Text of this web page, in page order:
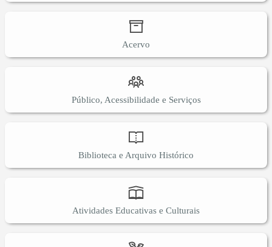
Acervo
Público, Acessibilidade e Serviços
Biblioteca e Arquivo Histórico
Atividades Educativas e Culturais